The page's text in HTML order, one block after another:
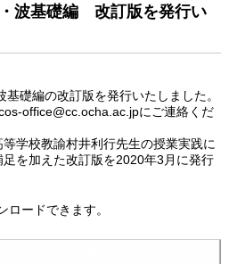
波基礎編 改訂版を発行い
礎編の改訂版を発行いたしました。
office@cc.ocha.ac.jpにご連絡くだ
学校教諭村井利行先生の授業実践に
を加えた改訂版を2020年3月に発行
ロードできます。